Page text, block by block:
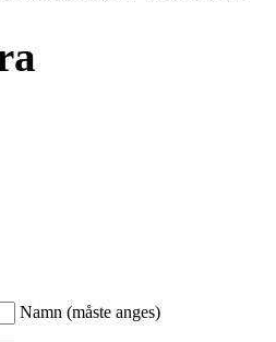
Namn (måste anges)